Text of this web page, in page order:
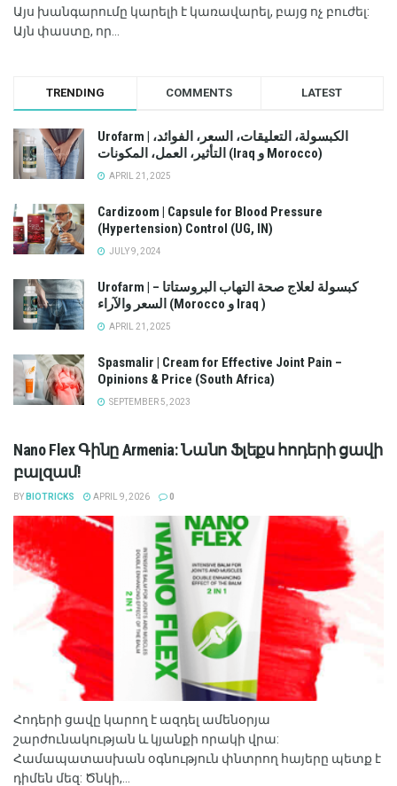
Այս խանգարումը կարելի է կառավարել, բայց ոչ բուժել:
Այն փաստը, որ...
TRENDING COMMENTS LATEST
Urofarm | الكبسولة، التعليقات، السعر، الفوائد،
التأثير، العمل، المكونات (Iraq و Morocco)
APRIL 21, 2025
Cardizoom | Capsule for Blood Pressure
(Hypertension) Control (UG, IN)
JULY 9, 2024
Urofarm | كبسولة لعلاج صحة التهاب البروستاتا –
السعر والآراء (Morocco و Iraq )
APRIL 21, 2025
Spasmalir | Cream for Effective Joint Pain –
Opinions & Price (South Africa)
SEPTEMBER 5, 2023
Nano Flex Գինը Armenia: Նանո Ֆլեքս հոդերի ցավի
բալզամ!
BY BIOTRICKS APRIL 9, 2026 0
Հոդերի ցավը կարող է ազդել ամենօրյա
շարժունակության և կյանքի որակի վրա:
Համապատասխան օգնություն փնտրող հայերը պետք է
դիմեն մեզ: Ծնկի,...